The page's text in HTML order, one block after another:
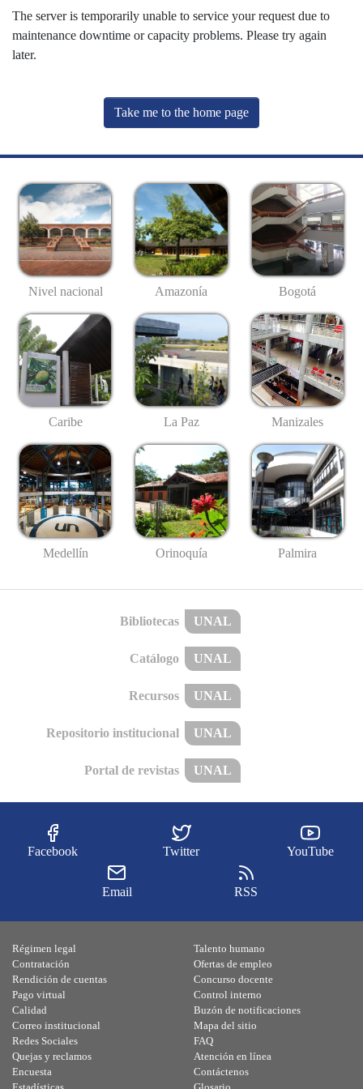
The server is temporarily unable to service your request due to
maintenance downtime or capacity problems. Please try again
later.
Take me to the home page
Nivel nacional Amazonía Bogotá
Caribe La Paz Manizales
Medellín Orinoquía Palmira
Bibliotecas UNAL
Catálogo UNAL
Recursos UNAL
Repositorio institucional UNAL
Portal de revistas UNAL
Facebook Twitter YouTube
Email RSS
Régimen legal
Contratación
Rendición de cuentas
Pago virtual
Calidad
Talento humano
Ofertas de empleo
Concurso docente
Control interno
Buzón de notificaciones
Correo institucional
Redes Sociales
Quejas y reclamos
Encuesta
Mapa del sitio
FAQ
Atención en línea
Contáctenos